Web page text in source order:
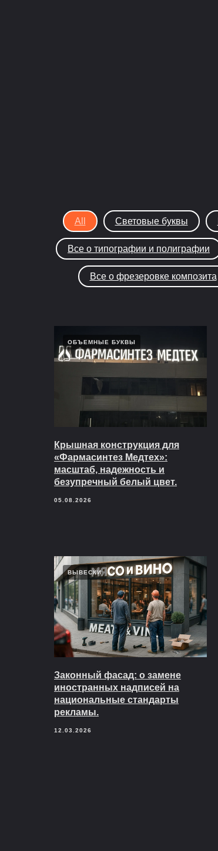
All Световые буквы
Все о типографии и полиграфии
Все о фрезеровке композита
ОБЪЕМНЫЕ БУКВЫ
Крышная конструкция для
«Фармасинтез Медтех»:
масштаб, надежность и
безупречный белый цвет.
05.08.2026
ВЫВЕСКИ
Законный фасад: о замене
иностранных надписей на
национальные стандарты
рекламы.
12.03.2026